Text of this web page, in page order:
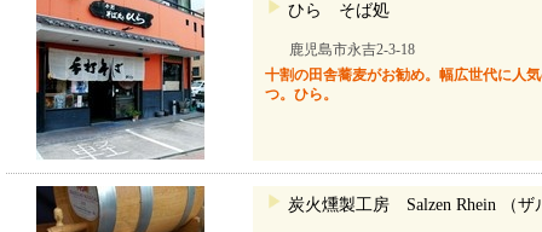
ひら そば処
鹿児島市永吉2-3-18
十割の田舎蕎麦がお勧め。幅広世代に人
つ。ひら。
炭火燻製工房 Salzen Rhein （ザ